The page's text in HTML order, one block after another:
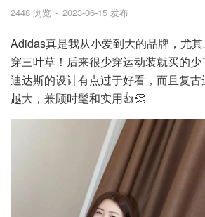
2448 浏览 2023-06-15 发布
Adidas真是我从小爱到大的品牌，尤
穿三叶草！后来很少穿运动装就买的
迪达斯的设计有点过于好看，而且复
越大，兼顾时髦和实用👍👏